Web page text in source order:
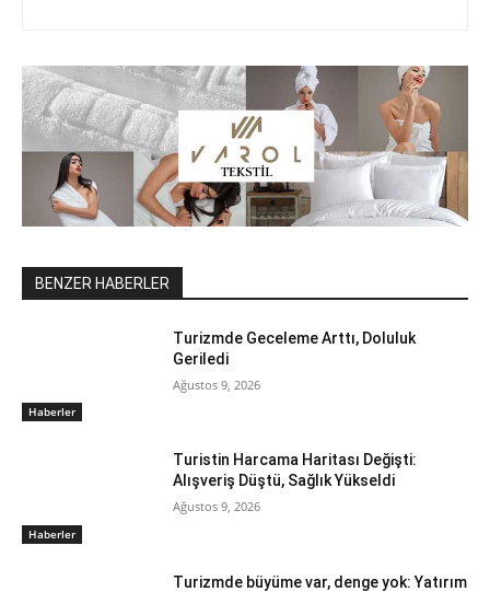
BENZER HABERLER
Haberler
Turizmde Geceleme Arttı, Doluluk
Geriledi
Ağustos 9, 2026
Haberler
Turistin Harcama Haritası Değişti:
Alışveriş Düştü, Sağlık Yükseldi
Ağustos 9, 2026
Turizmde büyüme var, denge yok: Yatırım